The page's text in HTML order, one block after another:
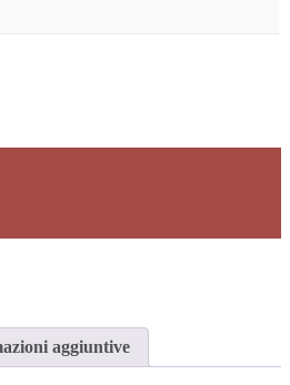
aggiuntive